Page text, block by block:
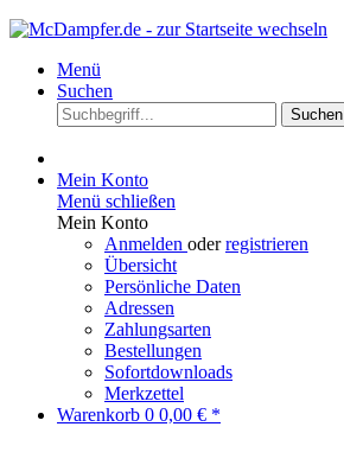
Menü
Suchen
Suchen
Mein Konto
Menü schließen
Mein Konto
Anmelden oderregistrieren
Übersicht
Persönliche Daten
Adressen
Zahlungsarten
Bestellungen
Sofortdownloads
Merkzettel
Warenkorb 0 0,00 € *